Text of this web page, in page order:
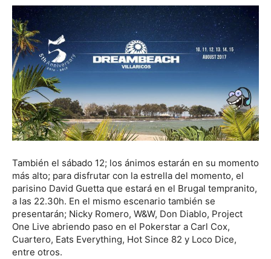
También el sábado 12; los ánimos estarán en su momento
más alto; para disfrutar con la estrella del momento, el
parisino David Guetta que estará en el Brugal tempranito,
a las 22.30h. En el mismo escenario también se
presentarán; Nicky Romero, W&W, Don Diablo, Project
One Live abriendo paso en el Pokerstar a Carl Cox,
Cuartero, Eats Everything, Hot Since 82 y Loco Dice,
entre otros.